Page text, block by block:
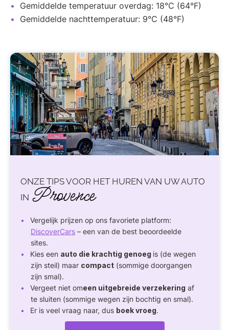
Gemiddelde temperatuur overdag: 18°C (64°F)
Gemiddelde nachttemperatuur: 9°C (48°F)
ONZE TIPS VOOR HET HUREN VAN UW AUTO
IN Provence
Vergelijk prijzen op ons favoriete platform:
DiscoverCars – een van de best beoordeelde
sites.
Kies een auto die krachtig genoeg is (de wegen
zijn steil) maar compact (sommige doorgangen
zijn smal).
Vergeet niet omeen uitgebreide verzekering af
te sluiten (sommige wegen zijn bochtig en smal).
Er is veel vraag naar, dus boek vroeg.